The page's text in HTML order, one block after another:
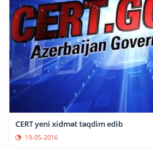
CERT yeni xidmət təqdim edib
19-05-2016